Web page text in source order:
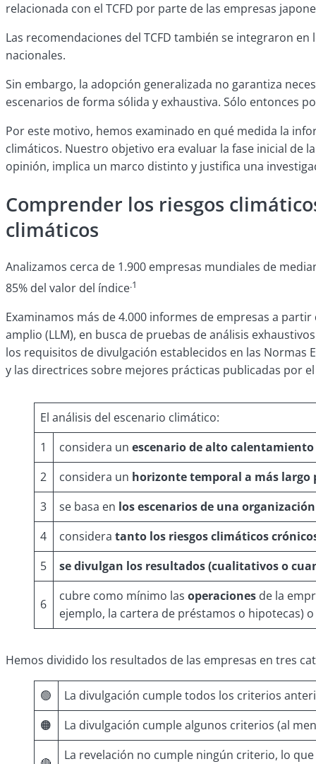
relacionada con el TCFD por parte de las empresas
Las recomendaciones del TCFD también se integraron
nacionales.
Sin embargo, la adopción generalizada no garantiza
escenarios de forma sólida y exhaustiva. Sólo entonces
Por este motivo, hemos examinado en qué medida la
climáticos. Nuestro objetivo era evaluar la fase inicial de
opinión, implica un marco distinto y justifica una
Comprender los riesgos
climáticos
Analizamos cerca de 1.900 empresas mundiales de
85% del valor del índice.1
Examinamos más de 4.000 informes de empresas a
amplio (LLM), en busca de pruebas de análisis
los requisitos de divulgación establecidos en las Normas
y las directrices sobre mejores prácticas publicadas por
El análisis del escenario climático:
1
considera unescenario de alto calentamiento
2
considera un horizonte temporal a más largo
3
se basa en los escenarios de una
4
consideratanto los riesgos climáticos
5
se divulgan los resultados (cualitativos o
6
cubre como mínimo lasoperaciones de la
ejemplo, la cartera de préstamos o hipotecas)
Hemos dividido los resultados de las empresas en tres
🟢
La divulgación cumple todos los criterios
🟠
La divulgación cumple algunos criterios (al
La revelación no cumple ningún criterio, lo